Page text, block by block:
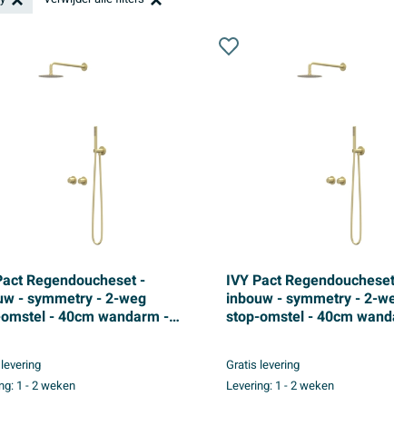
Regendoucheset -
- symmetry - 2-weg
- 40cm wandarm -
- 3-standen
- Geborsteld mat
1 - 2 weken
IVY Pact
inbouw - symmetry - 2-
stop-omstel - 40cm
doucheslang - staafmodel
handdouche - Geborsteld
Gratis levering
Levering: 1 - 2 weken